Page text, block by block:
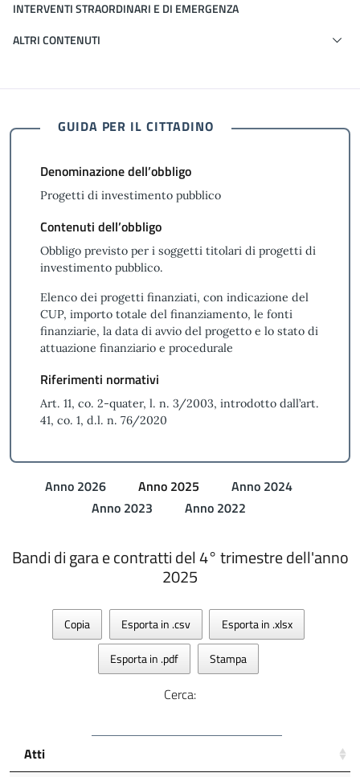
INTERVENTI STRAORDINARI E DI EMERGENZA
ALTRI CONTENUTI
GUIDA PER IL CITTADINO
Denominazione dell’obbligo
Progetti di investimento pubblico
Contenuti dell’obbligo
Obbligo previsto per i soggetti titolari di progetti di
investimento pubblico.
Elenco dei progetti finanziati, con indicazione del
CUP, importo totale del finanziamento, le fonti
finanziarie, la data di avvio del progetto e lo stato di
attuazione finanziario e procedurale
Riferimenti normativi
Art. 11, co. 2-quater, l. n. 3/2003, introdotto dall’art.
41, co. 1, d.l. n. 76/2020
Anno 2026 Anno 2025
Anno 2024
Anno 2023
Anno 2022
Bandi di gara e contratti del 4° trimestre dell'anno
2025
Copia Esporta in .csv Esporta in .xlsx
Esporta in .pdf Stampa
Cerca:
Atti